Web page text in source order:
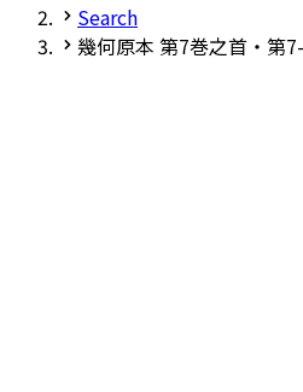
Search
幾何原本 第7巻之首・第